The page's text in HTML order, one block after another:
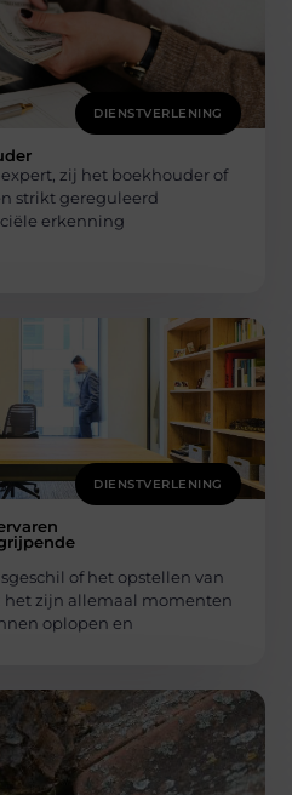
DIENSTVERLENING
zij het boekhouder of
strikt gereguleerd
erkenning
DIENSTVERLENING
of het opstellen van
zijn allemaal momenten
oplopen en